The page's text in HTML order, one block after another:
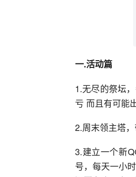
一.活动篇
1.无尽的祭坛
亏 而且有可能
2.周末领主塔
3.建立一个新
号，每天一小